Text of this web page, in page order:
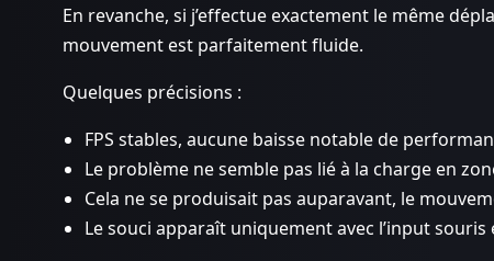
En revanche, si j’effectue exactement le même
mouvement est parfaitement fluide.
Quelques précisions :
FPS stables, aucune baisse notable de
Le problème ne semble pas lié à la charge en
Cela ne se produisait pas auparavant, le
Le souci apparaît uniquement avec l’input